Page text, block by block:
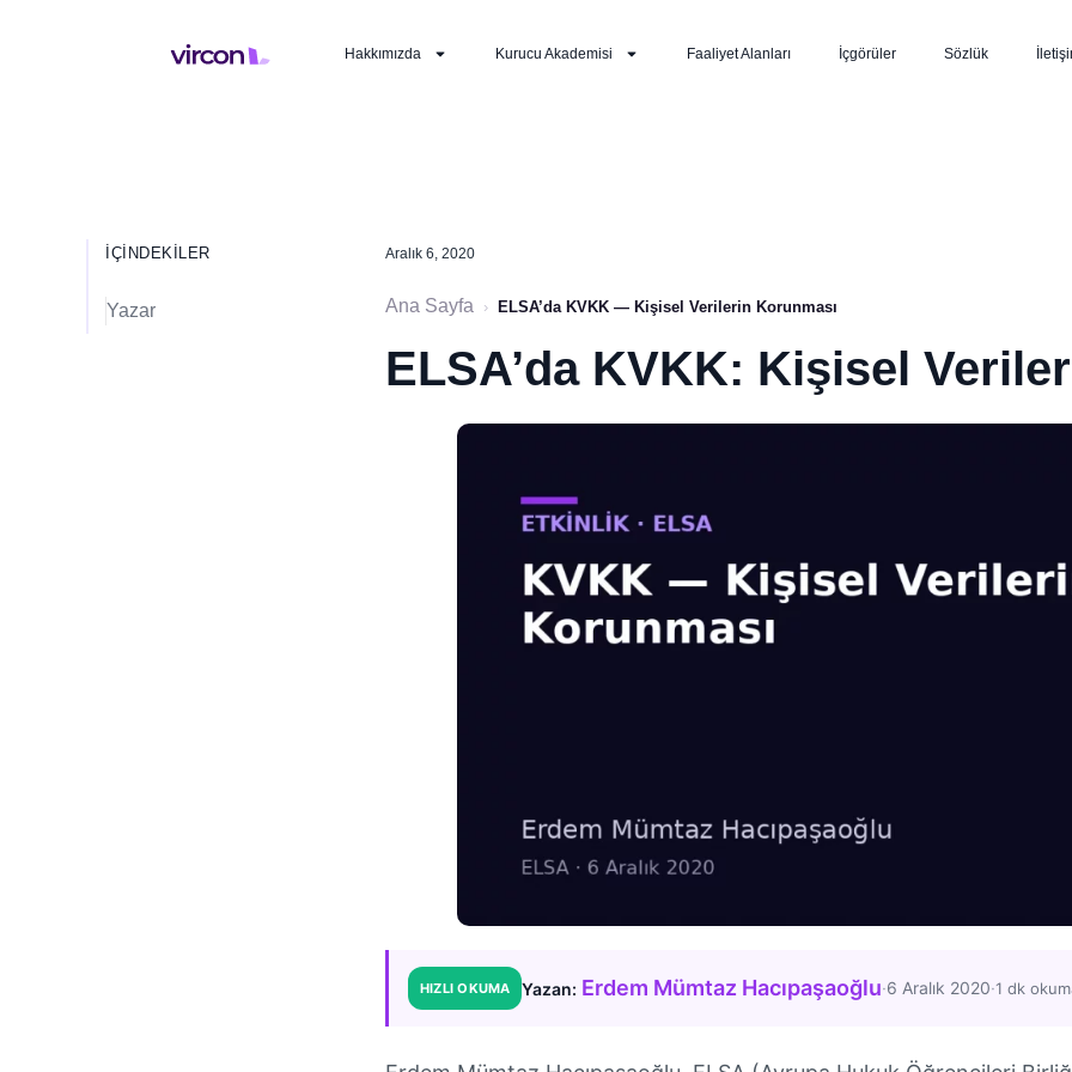
Hakkımızda Kurucu Akademisi Faaliyet Alanları İçgörüler Sözlük
İÇINDEKILER
Yazar
Aralık 6, 2020
Ana Sayfa › ELSA’da KVKK — Kişisel Verilerin Korunması
ELSA’da KVKK: Kişisel
HIZLI OKUMA Yazan: Erdem Mümtaz Hacıpaşaoğlu·6 Aralık 2020·1 dk